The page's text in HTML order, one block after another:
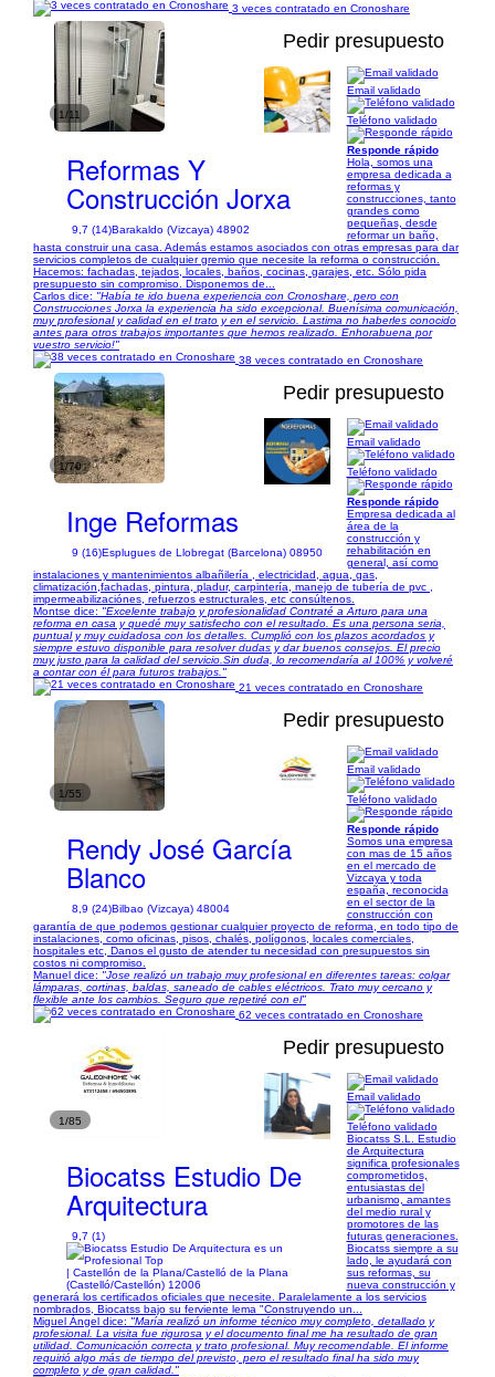
3 veces contratado en Cronoshare
1/11
Pedir presupuesto
Reformas Y
Construcción Jorxa
9,7 (14)Barakaldo (Vizcaya) 48902
Email validado
Teléfono validado
Responde rápido
Hola, somos una
empresa dedicada a
reformas y
construcciones, tanto
grandes como
pequeñas, desde
reformar un baño,
hasta construir una casa. Además estamos asociados con otras empresas para dar
servicios completos de cualquier gremio que necesite la reforma o construcción.
Hacemos: fachadas, tejados, locales, baños, cocinas, garajes, etc. Sólo pida
presupuesto sin compromiso. Disponemos de...
Carlos dice: "Había te ido buena experiencia con Cronoshare, pero con
Construcciones Jorxa la experiencia ha sido excepcional. Buenísima comunicación,
muy profesional y calidad en el trato y en el servicio. Lastima no haberles conocido
antes para otros trabajos importantes que hemos realizado. Enhorabuena por
vuestro servicio!"
38 veces contratado en Cronoshare
1/70
Pedir presupuesto
Inge Reformas
9 (16)Esplugues de Llobregat (Barcelona) 08950
Email validado
Teléfono validado
Responde rápido
Empresa dedicada al
área de la
construcción y
rehabilitación en
general, así como
instalaciones y mantenimientos albañilería , electricidad, agua, gas,
climatización,fachadas, pintura, pladur, carpintería, manejo de tubería de pvc ,
impermeabilizaciónes, refuerzos estructurales, etc consúltenos.
Montse dice: "Excelente trabajo y profesionalidad Contraté a Arturo para una
reforma en casa y quedé muy satisfecho con el resultado. Es una persona seria,
puntual y muy cuidadosa con los detalles. Cumplió con los plazos acordados y
siempre estuvo disponible para resolver dudas y dar buenos consejos. El precio
muy justo para la calidad del servicio.Sin duda, lo recomendaría al 100% y volveré
a contar con él para futuros trabajos."
21 veces contratado en Cronoshare
1/55
Pedir presupuesto
Rendy José García
Blanco
8,9 (24)Bilbao (Vizcaya) 48004
Email validado
Teléfono validado
Responde rápido
Somos una empresa
con mas de 15 años
en el mercado de
Vizcaya y toda
españa, reconocida
en el sector de la
construcción con
garantía de que podemos gestionar cualquier proyecto de reforma, en todo tipo de
instalaciones, como oficinas, pisos, chalés, polígonos, locales comerciales,
hospitales etc, Danos el gusto de atender tu necesidad con presupuestos sin
costos ni compromiso.
Manuel dice: "Jose realizó un trabajo muy profesional en diferentes tareas: colgar
lámparas, cortinas, baldas, saneado de cables eléctricos. Trato muy cercano y
flexible ante los cambios. Seguro que repetiré con el"
62 veces contratado en Cronoshare
1/85
Pedir presupuesto
Biocatss Estudio De
Arquitectura
9,7 (1)
| Castellón de la Plana/Castelló de la Plana
(Castelló/Castellón) 12006
Email validado
Teléfono validado
Biocatss S.L. Estudio
de Arquitectura
significa profesionales
comprometidos,
entusiastas del
urbanismo, amantes
del medio rural y
promotores de las
futuras generaciones.
Biocatss siempre a su
lado, le ayudará con
sus reformas, su
nueva construcción y
generará los certificados oficiales que necesite. Paralelamente a los servicios
nombrados, Biocatss bajo su ferviente lema "Construyendo un...
Miguel Ángel dice: "María realizó un informe técnico muy completo, detallado y
profesional. La visita fue rigurosa y el documento final me ha resultado de gran
utilidad. Comunicación correcta y trato profesional. Muy recomendable. El informe
requirió algo más de tiempo del previsto, pero el resultado final ha sido muy
completo y de gran calidad."